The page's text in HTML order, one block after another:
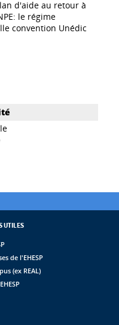
convention Unédic
UTILES
de l'EHESP
(ex REAL)